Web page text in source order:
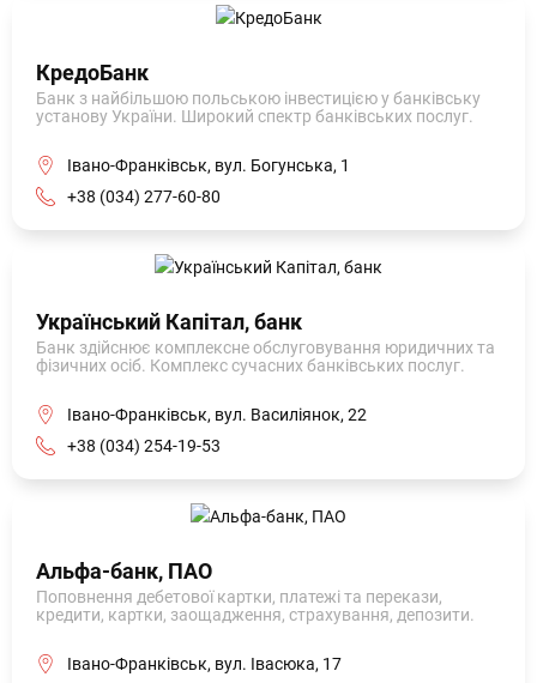
КредоБанк
Банк з найбільшою польською інвестицією у банківську
установу України. Широкий спектр банківських послуг.
Івано-Франківськ, вул. Богунська, 1
+38 (034) 277-60-80
Український Капітал, банк
Банк здійснює комплексне обслуговування юридичних та
фізичних осіб. Комплекс сучасних банківських послуг.
Івано-Франківськ, вул. Василіянок, 22
+38 (034) 254-19-53
Альфа-банк, ПАО
Поповнення дебетової картки, платежі та перекази,
кредити, картки, заощадження, страхування, депозити.
Івано-Франківськ, вул. Івасюка, 17